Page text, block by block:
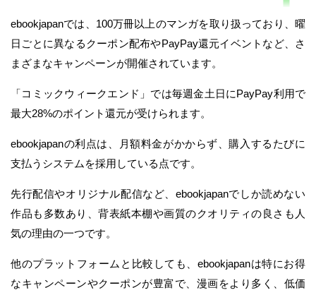
ebookjapanでは、100万冊以上のマンガを取り扱っており、曜
日ごとに異なるクーポン配布やPayPay還元イベントなど、さ
まざまなキャンペーンが開催されています。
「コミックウィークエンド」では毎週金土日にPayPay利用で
最大28%のポイント還元が受けられます。
ebookjapanの利点は、月額料金がかからず、購入するたびに
支払うシステムを採用している点です。
先行配信やオリジナル配信など、ebookjapanでしか読めない
作品も多数あり、背表紙本棚や画質のクオリティの良さも人
気の理由の一つです。
他のプラットフォームと比較しても、ebookjapanは特にお得
なキャンペーンやクーポンが豊富で、漫画をより多く、低価